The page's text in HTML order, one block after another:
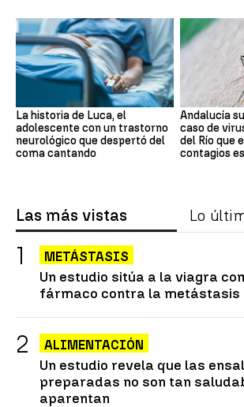
La historia de Luca, el
adolescente con un trastorno
neurológico que despertó del
coma cantando
Andalucía
caso de
del Río que
contagios
Las más vistas Lo
METÁSTASIS
Un estudio sitúa a la viagra
fármaco contra la metástasis
ALIMENTACIÓN
Un estudio revela que las
preparadas no son tan
aparentan